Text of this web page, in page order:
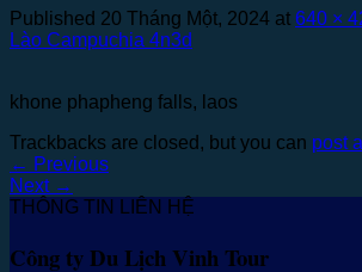
Published 20 Tháng Một, 2024 at 640 ×
Lào Campuchia 4n3d
khone phapheng falls, laos
Trackbacks are closed, but you can post
← Previous
Next →
THÔNG TIN LIÊN HỆ
Công ty Du Lịch Vinh Tour